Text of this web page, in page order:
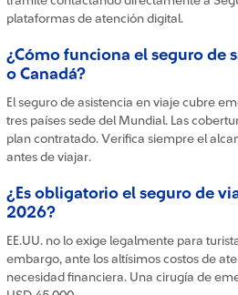
plataformas de atención digital.
¿Cómo funciona el seguro de
o Canadá?
El seguro de asistencia en viaje cubre
tres países sede del Mundial. Las
plan contratado. Verifica siempre el
antes de viajar.
¿Es obligatorio el seguro de
2026?
EE.UU. no lo exige legalmente para
embargo, ante los altísimos costos de
necesidad financiera. Una cirugía de